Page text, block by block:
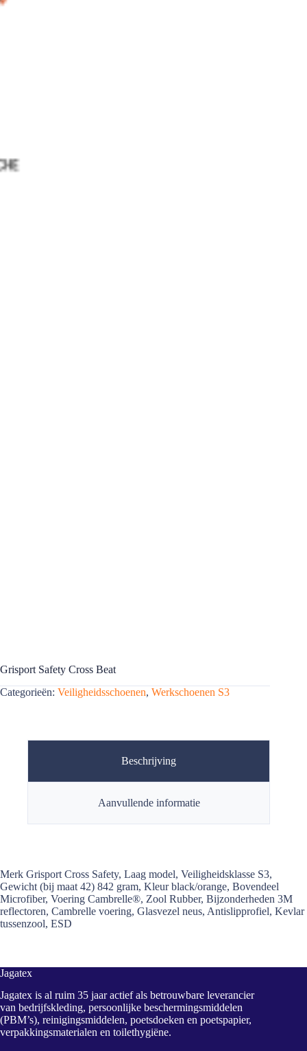
Grisport Safety Cross Beat
Categorieën: Veiligheidsschoenen, Werkschoenen S3
Beschrijving
Aanvullende informatie
Merk Grisport Cross Safety, Laag model, Veiligheidsklasse S3,
Gewicht (bij maat 42) 842 gram, Kleur black/orange, Bovendeel
Microfiber, Voering Cambrelle®, Zool Rubber, Bijzonderheden 3M
reflectoren, Cambrelle voering, Glasvezel neus, Antislipprofiel, Kevlar
tussenzool, ESD
Jagatex
Jagatex is al ruim 35 jaar actief als betrouwbare leverancier
van bedrijfskleding, persoonlijke beschermingsmiddelen
(PBM’s), reinigingsmiddelen, poetsdoeken en poetspapier,
verpakkingsmaterialen en toilethygiëne.